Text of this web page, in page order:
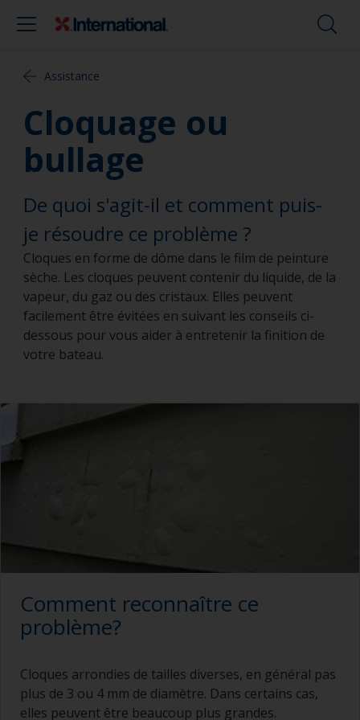
Assistance
Cloquage ou
bullage
De quoi s'agit-il et comment puis-
je résoudre ce problème ?
Cloques en forme de dôme dans le film de peinture
sèche. Les cloques peuvent contenir du liquide, de la
vapeur, du gaz ou des cristaux. Elles peuvent
facilement être évitées en suivant les conseils ci-
dessous pour vous aider à entretenir la finition de
votre bateau.
Comment reconnaître ce
problème?
Cloques arrondies de tailles diverses, en général pas
plus de 3 ou 4 mm de diamètre. Dans certains cas,
elles peuvent être beaucoup plus grandes.